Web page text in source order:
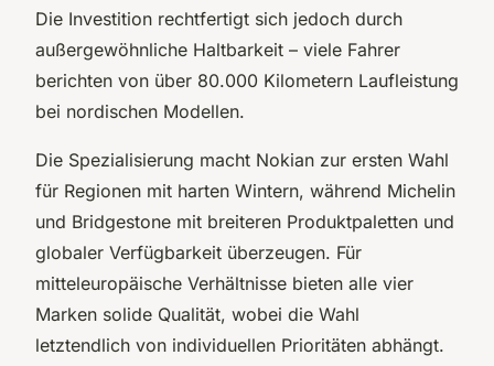
Die Investition rechtfertigt sich jedoch durch
außergewöhnliche Haltbarkeit – viele Fahrer
berichten von über 80.000 Kilometern Laufleistung
bei nordischen Modellen.
Die Spezialisierung macht Nokian zur ersten Wahl
für Regionen mit harten Wintern, während Michelin
und Bridgestone mit breiteren Produktpaletten und
globaler Verfügbarkeit überzeugen. Für
mitteleuropäische Verhältnisse bieten alle vier
Marken solide Qualität, wobei die Wahl
letztendlich von individuellen Prioritäten abhängt.